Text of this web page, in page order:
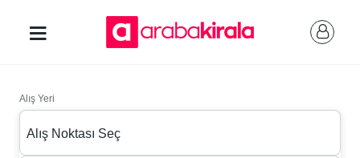
Alış Yeri
Alış Noktası Seç